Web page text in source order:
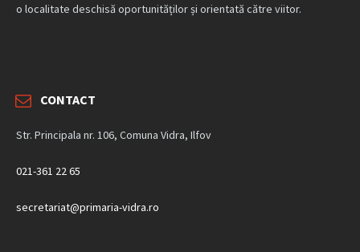
o localitate deschisă oportunităților și orientată către viitor.
CONTACT
Str. Principala nr. 106, Comuna Vidra, Ilfov
021-361 22 65
secretariat@primaria-vidra.ro